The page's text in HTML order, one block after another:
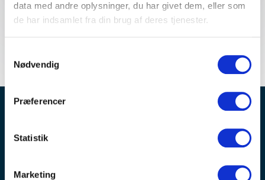
data med andre oplysninger, du har givet dem, eller som
de har indsamlet fra din brug af deres tjenester.
Nødvendig
Præferencer
Statistik
Marketing
fyldt med tips, trends og tendenser
idéer til planlægning af møder og events